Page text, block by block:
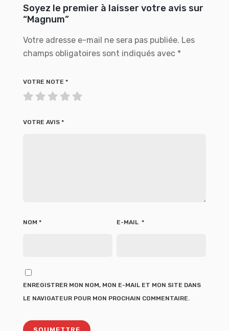
Soyez le premier à laisser votre avis sur
“Magnum”
Votre adresse e-mail ne sera pas publiée. Les
champs obligatoires sont indiqués avec *
VOTRE NOTE *
VOTRE AVIS *
NOM * E-MAIL *
ENREGISTRER MON NOM, MON E-MAIL ET MON SITE DANS
LE NAVIGATEUR POUR MON PROCHAIN COMMENTAIRE.